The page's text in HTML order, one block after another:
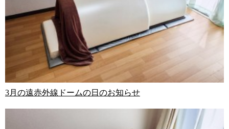
3月の遠赤外線ドームの日のお知らせ